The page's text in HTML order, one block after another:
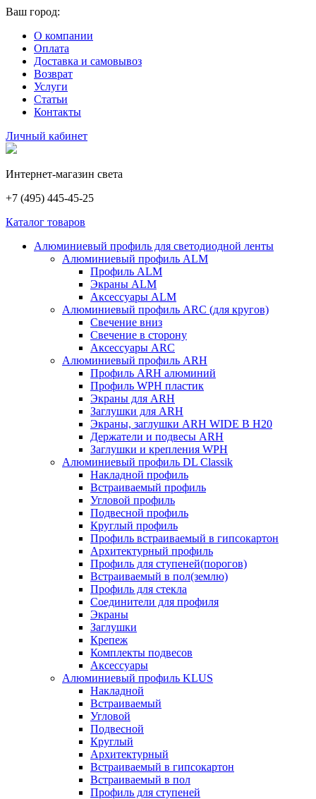
Ваш город:
О компании
Оплата
Доставка и самовывоз
Возврат
Услуги
Статьи
Контакты
Личный кабинет
Интернет-магазин света
+7 (495) 445-45-25
Каталог товаров
Алюминиевый профиль для светодиодной ленты
Алюминиевый профиль ALM
Профиль ALM
Экраны ALM
Аксессуары ALM
Алюминиевый профиль ARC (для кругов)
Свечение вниз
Свечение в сторону
Аксессуары ARC
Алюминиевый профиль ARH
Профиль ARH алюминий
Профиль WPH пластик
Экраны для ARH
Заглушки для ARH
Экраны, заглушки ARH WIDE B H20
Держатели и подвесы ARH
Заглушки и крепления WPH
Алюминиевый профиль DL Classik
Накладной профиль
Встраиваемый профиль
Угловой профиль
Подвесной профиль
Круглый профиль
Профиль встраиваемый в гипсокартон
Архитектурный профиль
Профиль для ступеней(порогов)
Встраиваемый в пол(землю)
Профиль для стекла
Соединители для профиля
Экраны
Заглушки
Крепеж
Комплекты подвесов
Аксессуары
Алюминиевый профиль KLUS
Накладной
Встраиваемый
Угловой
Подвесной
Круглый
Архитектурный
Встраиваемый в гипсокартон
Встраиваемый в пол
Профиль для ступеней